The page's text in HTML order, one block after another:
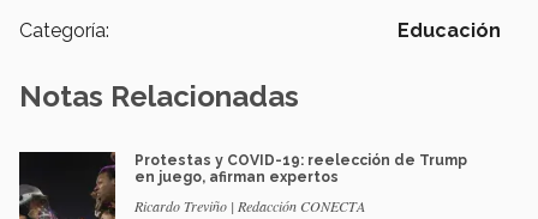
Categoría: Educación
Notas Relacionadas
Protestas y COVID-19: reelección de Trump
en juego, afirman expertos
Ricardo Treviño | Redacción CONECTA